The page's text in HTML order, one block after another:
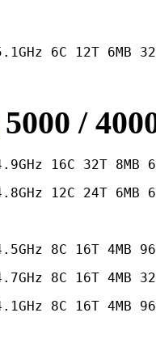
6C 12T 6MB
5000 /
16C 32T 8MB
12C 24T 6MB
8C 16T 4MB
8C 16T 4MB
8C 16T 4MB